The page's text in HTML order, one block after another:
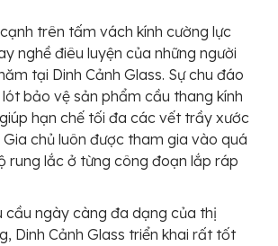
trên tấm vách kính cường lực
nghề điêu luyện của những người
tại Dinh Cảnh Glass. Sự chu đáo
bảo vệ sản phẩm cầu thang kính
hạn chế tối đa các vết trầy xước
chủ luôn được tham gia vào quá
rung lắc ở từng công đoạn lắp ráp
cầu ngày càng đa dạng của thị
Dinh Cảnh Glass triển khai rất tốt